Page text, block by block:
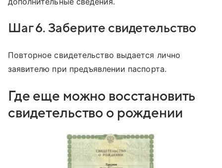
Шаг 6. Заберите свидетельство
Повторное свидетельство выдается лично
заявителю при предъявлении паспорта.
Где еще можно восстановить
свидетельство о рождении